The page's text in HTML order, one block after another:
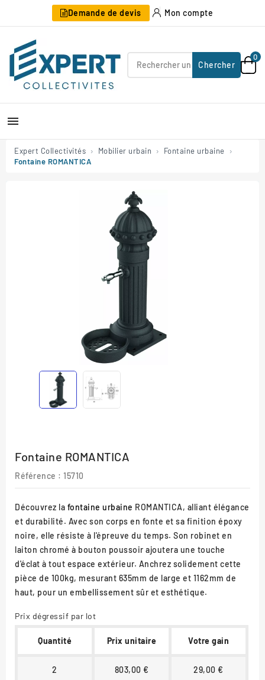
Demande de devis Mon compte
Chercher
0

Expert Collectivités Mobilier urbain
Fontaine urbaine
Fontaine ROMANTICA
Fontaine ROMANTICA
Référence : 15710
Découvrez la fontaine urbaine ROMANTICA, alliant élégance
et durabilité. Avec son corps en fonte et sa finition époxy
noire, elle résiste à l'épreuve du temps. Son robinet en
laiton chromé à bouton poussoir ajoutera une touche
d'éclat à tout espace extérieur. Anchrez solidement cette
pièce de 100kg, mesurant 635mm de large et 1162mm de
haut, pour un embellissement sûr et esthétique.
Prix dégressif par lot
Quantité Prix unitaire Votre gain
2 803,00 € 29,00 €